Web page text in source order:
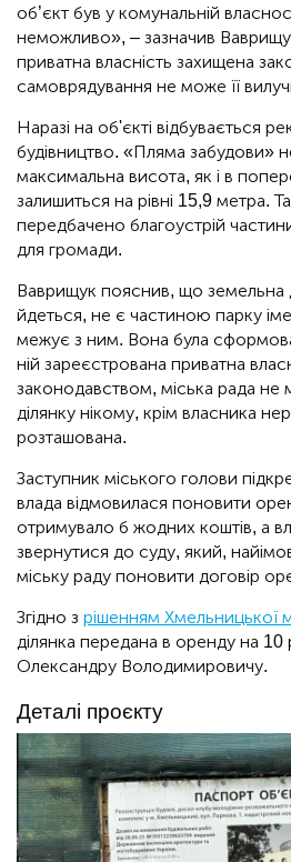
об’єкт був у комунальній
неможливо», – зазначив
приватна власність захищена
самоврядування не може її
Наразі на об'єкті відбувається
будівництво. «Пляма забудови»
максимальна висота, як і в
залишиться на рівні 15,9 метра.
передбачено благоустрій
для громади.
Ваврищук пояснив, що земельна
йдеться, не є частиною парку
межує з ним. Вона була
ній зареєстрована приватна
законодавством, міська рада
ділянку нікому, крім власника
розташована.
Заступник міського голови
влада відмовилася поновити
отримувало б жодних коштів, а
звернутися до суду, який,
міську раду поновити договір
Згідно з рішенням Хмельницької
ділянка передана в оренду на 10
Олександру Володимировичу.
Деталі проєкту